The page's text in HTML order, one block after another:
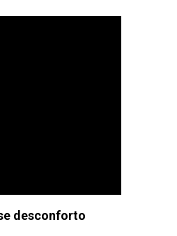
desconforto